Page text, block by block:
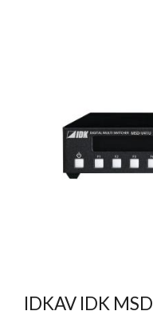
IDKAV IDK